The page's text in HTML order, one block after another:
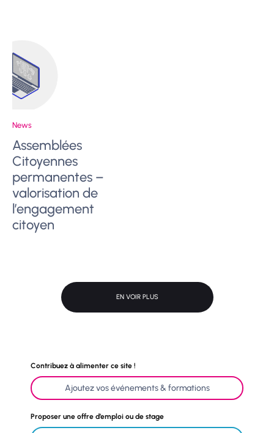
News
Assemblées
Citoyennes
permanentes –
valorisation de
l’engagement
citoyen
EN VOIR PLUS
Contribuez à alimenter ce site !
Ajoutez vos événements & formations
Proposer une offre d’emploi ou de stage